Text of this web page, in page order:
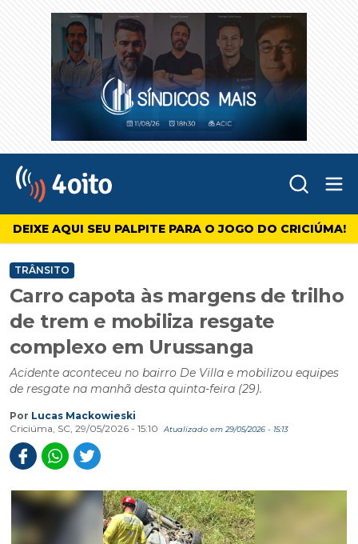
4oito
DEIXE AQUI SEU PALPITE PARA O JOGO DO CRICIÚMA!
TRÂNSITO
Carro capota às margens de trilho
de trem e mobiliza resgate
complexo em Urussanga
Acidente aconteceu no bairro De Villa e mobilizou equipes
de resgate na manhã desta quinta-feira (29).
Por Lucas Mackowieski
Criciúma, SC, 29/05/2026 - 15:10
Atualizado em 29/05/2026 - 15:13